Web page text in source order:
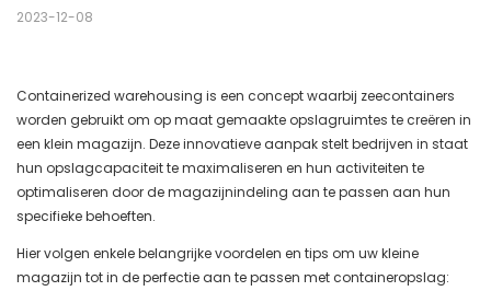
2023-12-08
Containerized warehousing is een concept waarbij zeecontainers
worden gebruikt om op maat gemaakte opslagruimtes te creëren in
een klein magazijn. Deze innovatieve aanpak stelt bedrijven in staat
hun opslagcapaciteit te maximaliseren en hun activiteiten te
optimaliseren door de magazijnindeling aan te passen aan hun
specifieke behoeften.
Hier volgen enkele belangrijke voordelen en tips om uw kleine
magazijn tot in de perfectie aan te passen met containeropslag: